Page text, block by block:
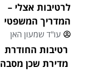
לרטיבות אצלי –
המדריך המשפטי
עו"ד שמעון האן
רטיבות החודרת
מדירת שכן מסבה